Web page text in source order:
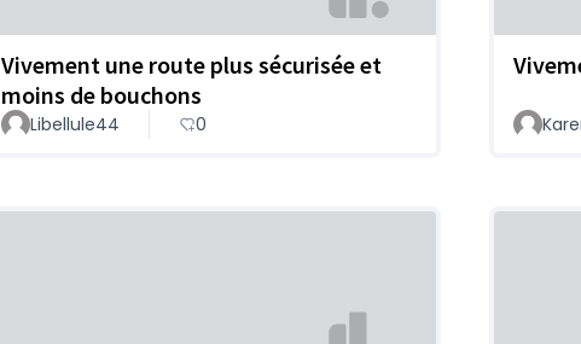
Vivement une route plus sécurisée et
moins de bouchons
Libellule44 0